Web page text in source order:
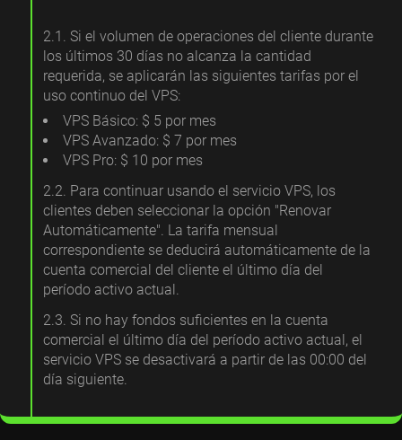
2.1. Si el volumen de operaciones del cliente durante
los últimos 30 días no alcanza la cantidad
requerida, se aplicarán las siguientes tarifas por el
uso continuo del VPS:
VPS Básico: $ 5 por mes
VPS Avanzado: $ 7 por mes
VPS Pro: $ 10 por mes
2.2. Para continuar usando el servicio VPS, los
clientes deben seleccionar la opción "Renovar
Automáticamente". La tarifa mensual
correspondiente se deducirá automáticamente de la
cuenta comercial del cliente el último día del
período activo actual.
2.3. Si no hay fondos suficientes en la cuenta
comercial el último día del período activo actual, el
servicio VPS se desactivará a partir de las 00:00 del
día siguiente.